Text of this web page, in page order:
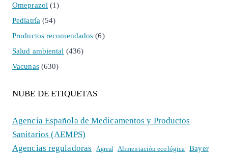
Omeprazol (1)
Pediatría (54)
Productos recomendados (6)
Salud ambiental (436)
Vacunas(630)
NUBE DE ETIQUETAS
Agencia Española de Medicamentos y Productos
Sanitarios (AEMPS)
Agencias reguladoras
Agreal Alimentación ecológica Bayer